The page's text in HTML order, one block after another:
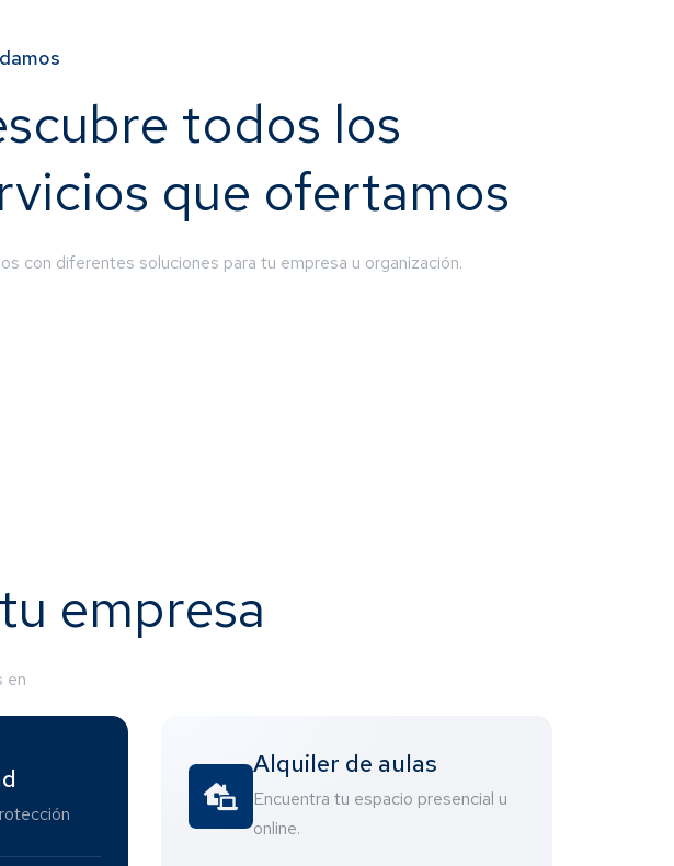
todos los
que ofertamos
con diferentes soluciones para tu empresa u organización.
empresa
en
Alquiler de aulas
Encuentra tu espacio presencial u
online.